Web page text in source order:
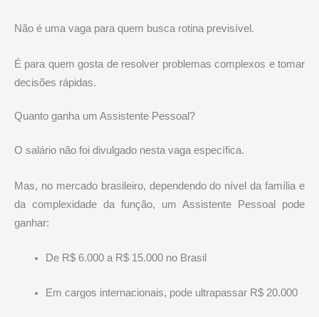
Não é uma vaga para quem busca rotina previsível.
É para quem gosta de resolver problemas complexos e tomar
decisões rápidas.
Quanto ganha um Assistente Pessoal?
O salário não foi divulgado nesta vaga específica.
Mas, no mercado brasileiro, dependendo do nível da família e
da complexidade da função, um Assistente Pessoal pode
ganhar:
De R$ 6.000 a R$ 15.000 no Brasil
Em cargos internacionais, pode ultrapassar R$ 20.000